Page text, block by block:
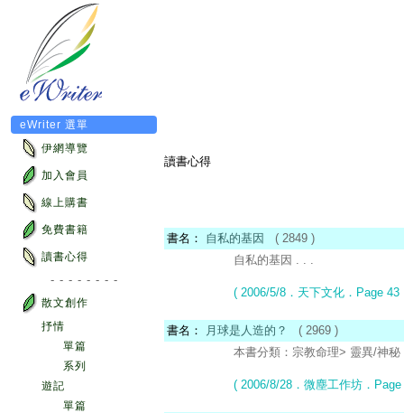
eWriter 選單
伊網導覽
加入會員
線上購書
免費書籍
讀書心得
- - - - - - - -
散文創作
抒情
單篇
系列
遊記
單篇
讀書心得
書名： 自私的基因
( 2849 )
自私的基因 . . .
( 2006/5/8．天下文化 ．Page 43
書名： 月球是人造的？
( 2969 )
本書分類：宗教命理> 靈異/神
( 2006/8/28．微塵工作坊 ．